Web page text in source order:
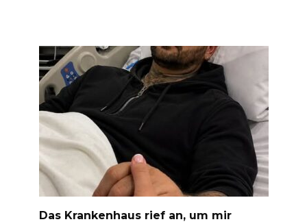
Das Krankenhaus rief an, um mir